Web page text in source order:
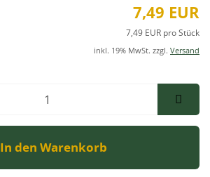
7,49 EUR
7,49 EUR pro Stück
inkl. 19% MwSt. zzgl. Versand
In den Warenkorb